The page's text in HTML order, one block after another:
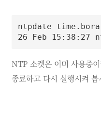
ntpdate
26 Feb 15:38:27
NTP 소켓은 이미 사용중
종료하고 다시 실행시켜 봅